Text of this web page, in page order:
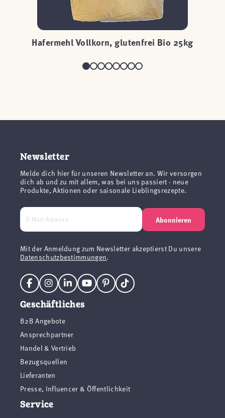
Hafermehl Vollkorn, glutenfrei Bio 25kg
Newsletter
Melde dich hier für unseren Newsletter an. Wir versorgen
dich ab und zu mit allem, was bei uns passiert - neue
Produkte, Aktionen oder saisonale Lieblingsrezepte.
Abonnieren
Mit der Anmeldung zum Newsletter akzeptierst Du unsere
Datenschutzbestimmungen.
Geschäftliches
B2B Angebote
Ansprechpartner
Handel & Vertrieb
Bezugsquellen
Lieferanten
Presse, Influencer & Öffentlichkeit
Service